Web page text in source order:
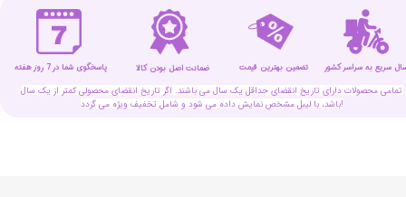
تمامی محصولات دارای تاریخ انقضای حداقل یک سال می باشند. اگر تاریخ انقضای محصولی کمتر از یک سال
باشد، با لیبل مشخص نمایش داده می شود و شامل تخفیف ویژه می گردد!
ضمانت اصل بودن کالا تضمین بهترین قیمت پاسخگوی شما در 7 روز هفته سریع به سراسر کشور